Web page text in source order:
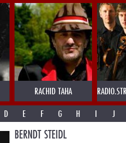
RACHID TAHA
D E F G H I J
BERNDT STEIDL